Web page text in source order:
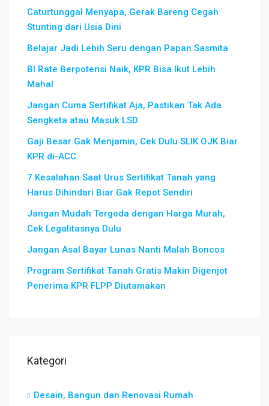
Caturtunggal Menyapa, Gerak Bareng Cegah
Stunting dari Usia Dini
Belajar Jadi Lebih Seru dengan Papan Sasmita
BI Rate Berpotensi Naik, KPR Bisa Ikut Lebih
Mahal
Jangan Cuma Sertifikat Aja, Pastikan Tak Ada
Sengketa atau Masuk LSD
Gaji Besar Gak Menjamin, Cek Dulu SLIK OJK Biar
KPR di-ACC
7 Kesalahan Saat Urus Sertifikat Tanah yang
Harus Dihindari Biar Gak Repot Sendiri
Jangan Mudah Tergoda dengan Harga Murah,
Cek Legalitasnya Dulu
Jangan Asal Bayar Lunas Nanti Malah Boncos
Program Sertifikat Tanah Gratis Makin Digenjot
Penerima KPR FLPP Diutamakan
Kategori
Desain, Bangun dan Renovasi Rumah